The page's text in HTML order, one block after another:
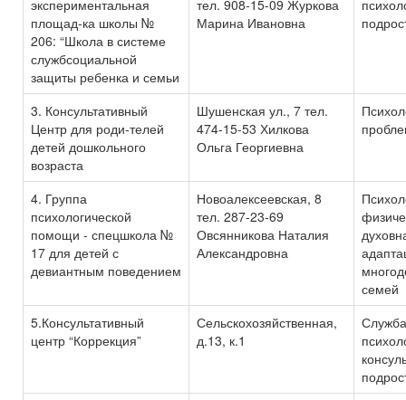
экспериментальная
площад-ка школы №
206: “Школа в системе
службсоциальной
защиты ребенка и семьи
тел. 908-15-09 Журкова
Марина Ивановна
3. Консультативный
Центр для роди-телей
детей дошкольного
возраста
Шушенская ул., 7 тел.
474-15-53 Хилкова
Ольга Георгиевна
4. Группа
психологической
помощи - спецшкола №
17 для детей с
девиантным поведением
Новоалексеевская, 8
тел. 287-23-69
Овсянникова Наталия
Александровна
семей
5.Консультативный
центр “Коррекция”
Сельскохозяйственная,
д.13, к.1